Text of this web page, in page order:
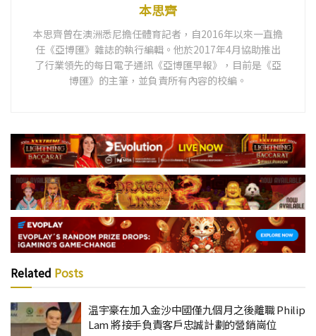
本思齊
本思齊曾在澳洲悉尼擔任體育記者，自2016年以來一直擔
任《亞博匯》雜誌的執行編輯。他於2017年4月協助推出
了行業領先的每日電子通訊《亞博匯早報》，目前是《亞
博匯》的主筆，並負責所有內容的校編。
Related Posts
温宇豪在加入金沙中國僅九個月之後離職 Philip
Lam 將接手負責客戶忠誠計劃的營銷崗位